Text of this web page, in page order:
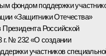
фондом поддержки
«Защитники Отечества»
Президента Российской
г. № 232 «О создании
участников